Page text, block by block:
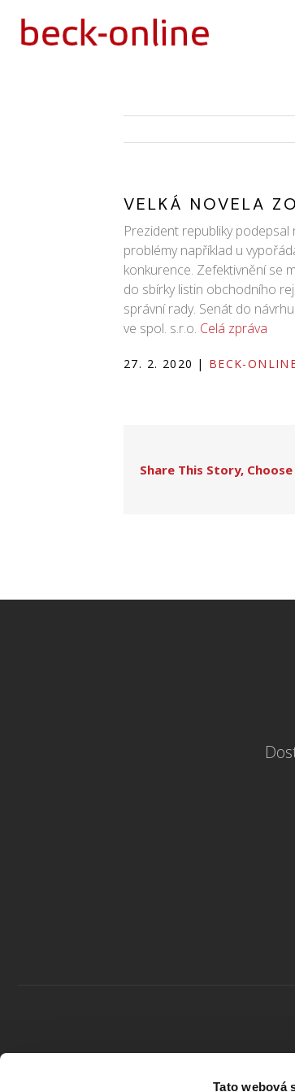
Tato webová
VELKÁ NOVELA
Prezident republiky
problémy například u
konkurence. Zefektivnění se
do sbírky listin obchodního
správní rady. Senát do
ve spol. s.r.o. Celá zpráva
27. 2. 2020 | BECK-
Share This Story,